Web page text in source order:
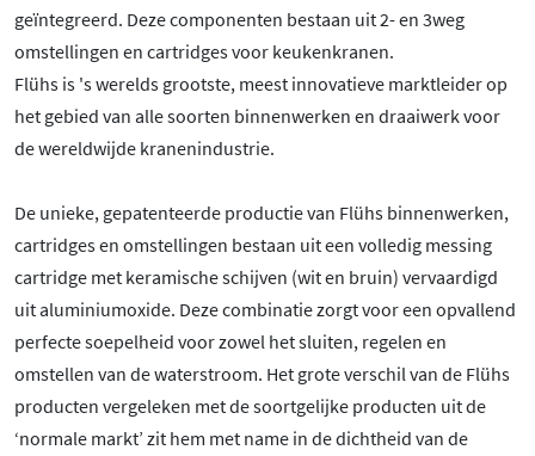
geïntegreerd. Deze componenten bestaan uit 2- en 3weg
omstellingen en cartridges voor keukenkranen.
Flühs is 's werelds grootste, meest innovatieve marktleider op
het gebied van alle soorten binnenwerken en draaiwerk voor
de wereldwijde kranenindustrie.
De unieke, gepatenteerde productie van Flühs binnenwerken,
cartridges en omstellingen bestaan uit een volledig messing
cartridge met keramische schijven (wit en bruin) vervaardigd
uit aluminiumoxide. Deze combinatie zorgt voor een opvallend
perfecte soepelheid voor zowel het sluiten, regelen en
omstellen van de waterstroom. Het grote verschil van de Flühs
producten vergeleken met de soortgelijke producten uit de
‘normale markt’ zit hem met name in de dichtheid van de